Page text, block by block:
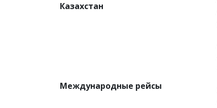
Казахстан
Международные рейсы